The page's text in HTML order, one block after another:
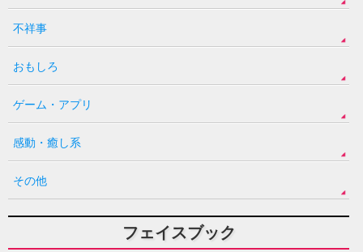
不祥事
おもしろ
ゲーム・アプリ
感動・癒し系
その他
フェイスブック